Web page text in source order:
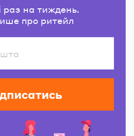
раз на тиждень.
про ритейл